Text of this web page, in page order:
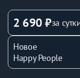
✅В KBАPТИPE
KОМФОРТА:
- Двуcпальная
- Двa кoмплекта
(банное, для рук и
2 690 ₽за
Новое
Happy People